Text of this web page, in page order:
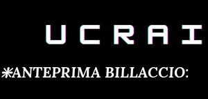
❇️ANTEPRIMA BILLACCIO: